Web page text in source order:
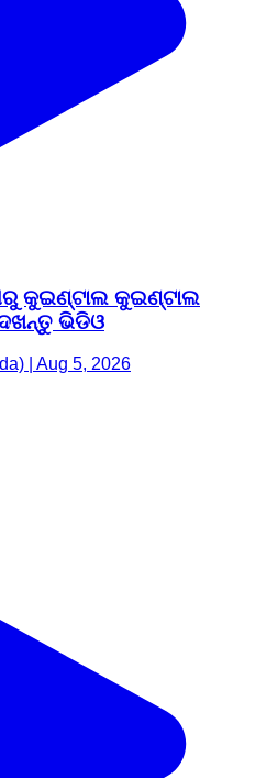
କୁଇଣ୍ଟାଲ କୁଇଣ୍ଟାଲ
ଭିଡିଓ
| Aug 5, 2026